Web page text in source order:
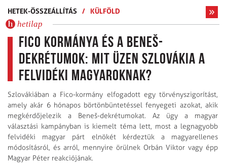
HETEK-ÖSSZEÁLLÍTÁS / KÜLFÖLD
hetilap
Fico kormánya és a Beneš-
dekrétumok: mit üzen Szlovákia a
felvidéki magyaroknak?
Szlovákiában a Fico-kormány elfogadott egy törvényszigorítást,
amely akár 6 hónapos börtönbüntetéssel fenyegeti azokat, akik
megkérdőjelezik a Beneš-dekrétumokat. Az ügy a magyar
választási kampányban is kiemelt téma lett, most a legnagyobb
felvidéki magyar párt elnökét kérdeztük a magyarellenes
módosításról, és arról, mennyire örülnek Orbán Viktor vagy épp
Magyar Péter reakciójának.